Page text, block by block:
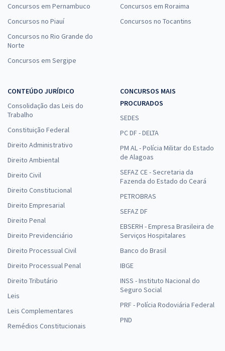
Concursos em Pernambuco
Concursos no Piauí
Concursos no Rio Grande do
Norte
Concursos em Sergipe
Concursos em Roraima
Concursos no Tocantins
CONTEÚDO JURÍDICO
Consolidação das Leis do
Trabalho
Constituição Federal
Direito Administrativo
Direito Ambiental
Direito Civil
Direito Constitucional
Direito Empresarial
Direito Penal
Direito Previdenciário
Direito Processual Civil
Direito Processual Penal
Direito Tributário
Leis
Leis Complementares
Remédios Constitucionais
CONCURSOS MAIS
PROCURADOS
SEDES
PC DF - DELTA
PM AL - Polícia Militar do Estado
de Alagoas
SEFAZ CE - Secretaria da
Fazenda do Estado do Ceará
PETROBRAS
SEFAZ DF
EBSERH - Empresa Brasileira de
Serviços Hospitalares
Banco do Brasil
IBGE
INSS - Instituto Nacional do
Seguro Social
PRF - Polícia Rodoviária Federal
PND